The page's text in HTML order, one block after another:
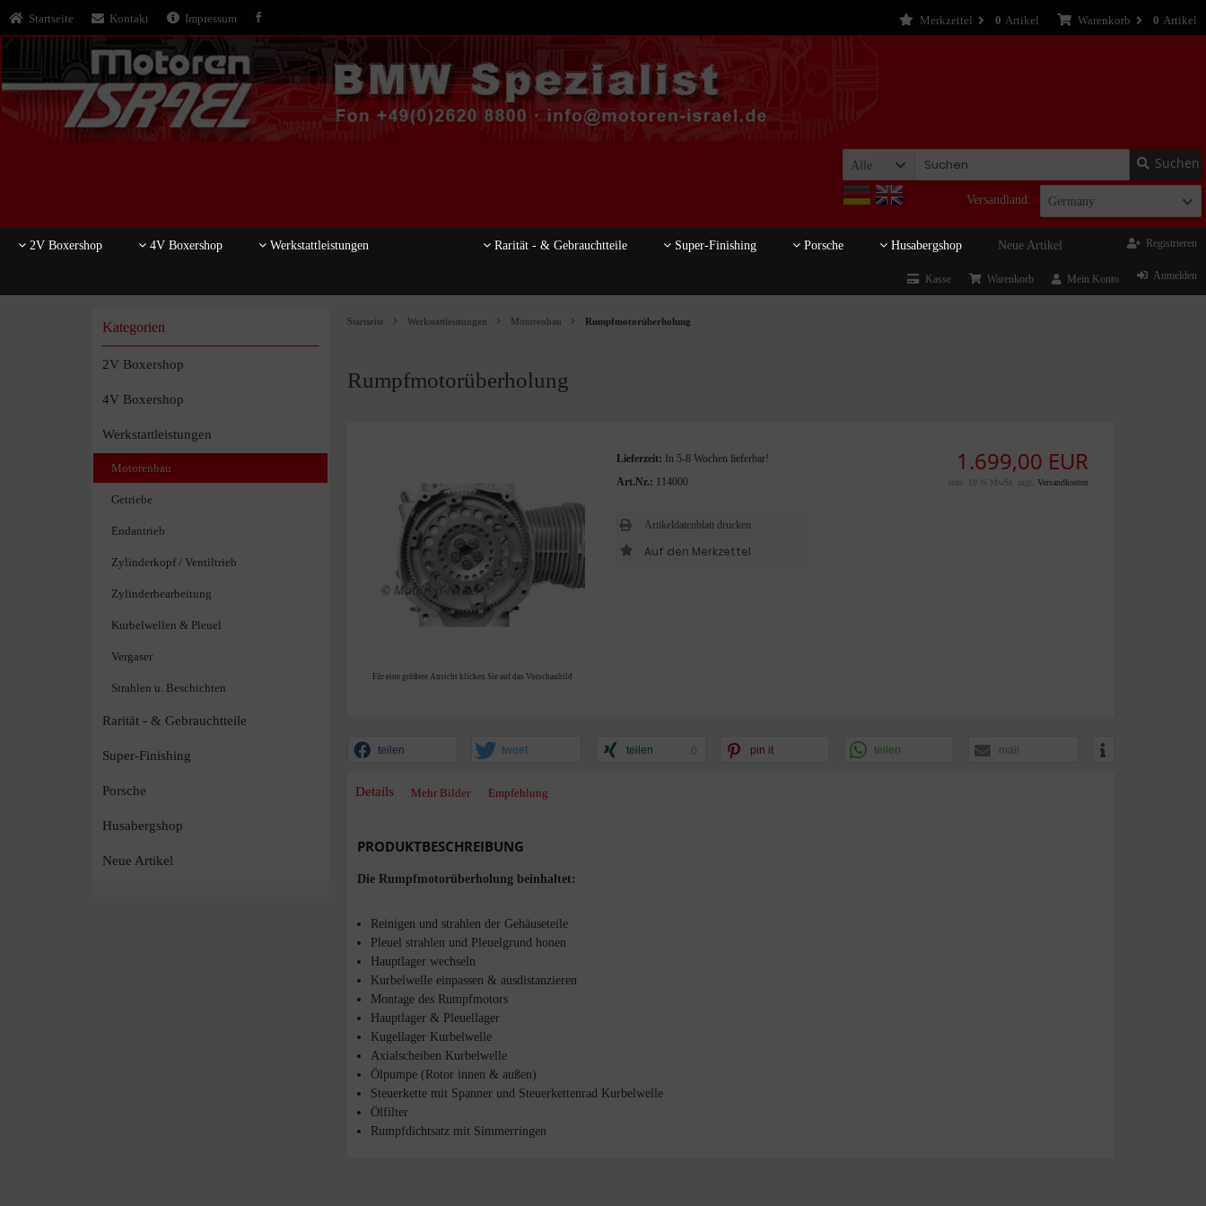
Startseite Kontakt Impressum Warenkorb 0 Artikel
Merkzettel 0 Artikel
Alle Suchen
Versandland: Germany
2V Boxershop 4V Boxershop Werkstattleistungen Rarität - & Gebrauchtteile Super-Finishing Porsche Husabergshop Neue Artikel Registrieren
Anmelden
Mein Konto
Warenkorb
Kasse
Startseite Werkstattleistungen Motorenbau Rumpfmotorüberholung
Rumpfmotorüberholung
Für eine größere Ansicht klicken Sie auf das Vorschaubild
Lieferzeit:
In 5-8 Wochen lieferbar!
Art.Nr.: 114000
Artikeldatenblatt drucken
1.699,00 EUR
inkl. 19 % MwSt. zzgl. Versandkosten
teilen tweet teilen 0 pin it teilen mail
Details Mehr Bilder Empfehlung
PRODUKTBESCHREIBUNG
Die Rumpfmotorüberholung beinhaltet:
Reinigen und strahlen der Gehäuseteile
Pleuel strahlen und Pleuelgrund honen
Hauptlager wechseln
Kurbelwelle einpassen & ausdistanzieren
Montage des Rumpfmotors
Hauptlager & Pleuellager
Kugellager Kurbelwelle
Axialscheiben Kurbelwelle
Ölpumpe (Rotor innen & außen)
Steuerkette mit Spanner und Steuerkettenrad Kurbelwelle
Ölfilter
Rumpfdichtsatz mit Simmerringen
Kategorien
2V Boxershop
4V Boxershop
Werkstattleistungen
Motorenbau
Getriebe
Endantrieb
Zylinderkopf / Ventiltrieb
Zylinderbearbeitung
Kurbelwellen & Pleuel
Vergaser
Strahlen u. Beschichten
Rarität - & Gebrauchtteile
Super-Finishing
Porsche
Husabergshop
Neue Artikel